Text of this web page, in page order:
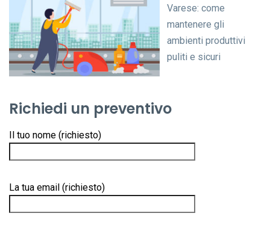
Varese: come
mantenere gli
ambienti produttivi
puliti e sicuri
Richiedi un preventivo
Il tuo nome (richiesto)
La tua email (richiesto)